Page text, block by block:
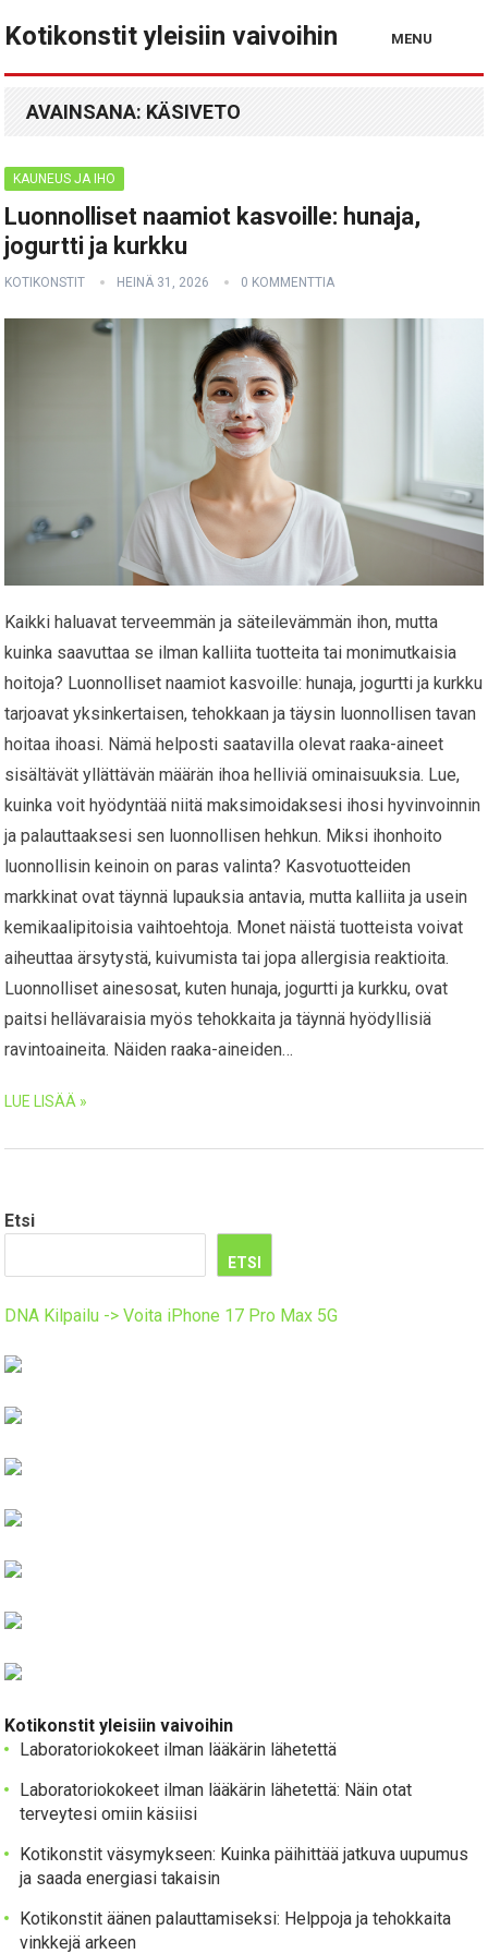
Kotikonstit yleisiin vaivoihin MENU
AVAINSANA: KÄSIVETO
KAUNEUS JA IHO
Luonnolliset naamiot kasvoille: hunaja,
jogurtti ja kurkku
KOTIKONSTIT HEINÄ 31, 2026 0 KOMMENTTIA
Kaikki haluavat terveemmän ja säteilevämmän ihon, mutta
kuinka saavuttaa se ilman kalliita tuotteita tai monimutkaisia
hoitoja? Luonnolliset naamiot kasvoille: hunaja, jogurtti ja kurkku
tarjoavat yksinkertaisen, tehokkaan ja täysin luonnollisen tavan
hoitaa ihoasi. Nämä helposti saatavilla olevat raaka-aineet
sisältävät yllättävän määrän ihoa helliviä ominaisuuksia. Lue,
kuinka voit hyödyntää niitä maksimoidaksesi ihosi hyvinvoinnin
ja palauttaaksesi sen luonnollisen hehkun. Miksi ihonhoito
luonnollisin keinoin on paras valinta? Kasvotuotteiden
markkinat ovat täynnä lupauksia antavia, mutta kalliita ja usein
kemikaalipitoisia vaihtoehtoja. Monet näistä tuotteista voivat
aiheuttaa ärsytystä, kuivumista tai jopa allergisia reaktioita.
Luonnolliset ainesosat, kuten hunaja, jogurtti ja kurkku, ovat
paitsi hellävaraisia myös tehokkaita ja täynnä hyödyllisiä
ravintoaineita. Näiden raaka-aineiden…
LUE LISÄÄ »
Etsi
ETSI
DNA Kilpailu -> Voita iPhone 17 Pro Max 5G
Kotikonstit yleisiin vaivoihin
Laboratoriokokeet ilman lääkärin lähetettä
Laboratoriokokeet ilman lääkärin lähetettä: Näin otat
terveytesi omiin käsiisi
Kotikonstit väsymykseen: Kuinka päihittää jatkuva uupumus
ja saada energiasi takaisin
Kotikonstit äänen palauttamiseksi: Helppoja ja tehokkaita
vinkkejä arkeen